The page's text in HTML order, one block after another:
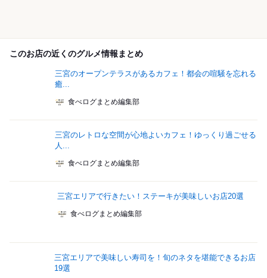
このお店の近くのグルメ情報まとめ
三宮のオープンテラスがあるカフェ！都会の喧騒を忘れる
癒...
食べログまとめ編集部
三宮のレトロな空間が心地よいカフェ！ゆっくり過ごせる
人...
食べログまとめ編集部
三宮エリアで行きたい！ステーキが美味しいお店20選
食べログまとめ編集部
三宮エリアで美味しい寿司を！旬のネタを堪能できるお店
19選